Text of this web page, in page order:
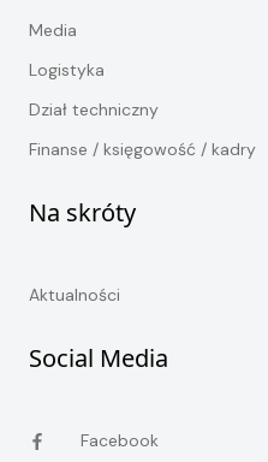
Media
Logistyka
Dział techniczny
Finanse / księgowość / kadry
Na skróty
Aktualności
Social Media
Facebook